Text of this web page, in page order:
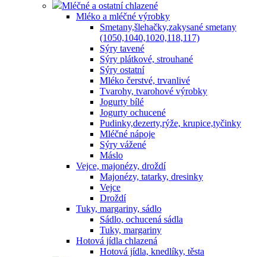
Mléčné a ostatní chlazené
Mléko a mléčné výrobky
Smetany,šlehačky,zakysané smetany
(1050,1040,1020,118,117)
Sýry tavené
Sýry plátkové, strouhané
Sýry ostatní
Mléko čerstvé, trvanlivé
Tvarohy, tvarohové výrobky
Jogurty bílé
Jogurty ochucené
Pudinky,dezerty,rýže, krupice,tyčinky
Mléčné nápoje
Sýry vážené
Máslo
Vejce, majonézy, droždí
Majonézy, tatarky, dresinky
Vejce
Droždí
Tuky, margariny, sádlo
Sádlo, ochucená sádla
Tuky, margariny
Hotová jídla chlazená
Hotová jídla, knedlíky, těsta